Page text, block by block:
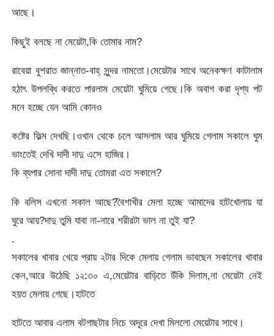
আছে।
কিছুই বলছে না মেয়েটা,কি তোমার নাম?
রাবেয়া বুশরাত জান্নাত-বাহ্ সুন্দর নামতো।মেয়েটার সাথে অনেকক্ষণ কাটালাম
হঠাৎ উপলব্ধি করতে পারলাম মেয়েটা ঘুমিয়ে গেছে।কি অবাগ করা দৃশ্য পট
মনে হচ্ছে যেন আমি কোনও
কষ্টের ফিল্ম দেখছি।ওখান থেকে চলে আসলাম আর ঘুমিয়ে গেলাম সকালে ঘুম
ভাংতেই দেখি দাদী দাদু এসে হাজির।
কি ব্যপার সোনা দাদী দাদু তোমরা এত সকালে?
কি বলিস এখনো সকাল আছে?বৈশাখীর মেলা হচ্ছে আমাদের হাটখোলায় যা
ঘুরে আয়?দাদু তুমি যাবা না-নারে শরীরটা ভাল না তুই যা?
.
সকালের খাবার খেয়ে প্রায় ২টার দিকে মেলায় গেলাম ভাবছেন সকালের খাবার
কেন,আরে উঠেছি ১২:৩০ এ,মেয়েটার বাড়িতে উঁকি দিলাম,না মেয়েটা নেই
হয়ত মেলায় গেছে।হাটতে
হাটতে আবার এলাম বটগাছটার নিচে অদূরে দেখা মিললো মেয়েটার সাথে।